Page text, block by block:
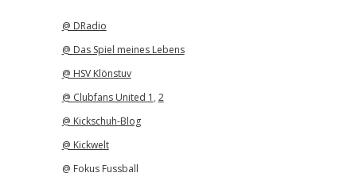
@ DRadio
@ Das Spiel meines Lebens
@ HSV Klönstuv
@ Clubfans United 1 , 2
@ Kickschuh-Blog
@ Kickwelt
@ Fokus Fussball